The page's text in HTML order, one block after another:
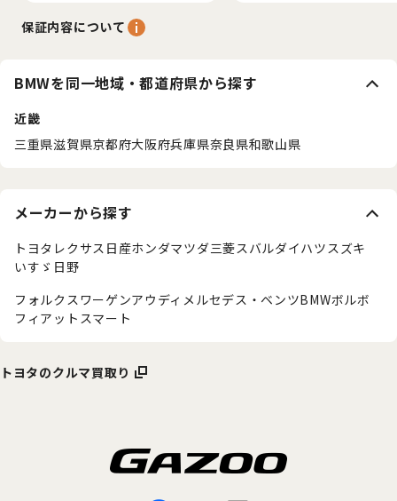
保証内容について
BMWを同一地域・都道府県から探す
近畿
三重県滋賀県京都府大阪府兵庫県奈良県和歌山県
メーカーから探す
トヨタ レクサス 日産ホンダマツダ三菱スバルダイハツ スズキ
いすゞ 日野
フォルクスワーゲンアウディ メルセデス・ベンツBMWボルボ
フィアット スマート
トヨタのクルマ買取り